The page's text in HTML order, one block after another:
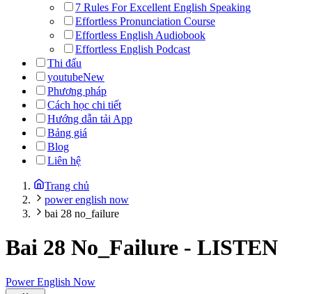
7 Rules For Excellent English Speaking
Effortless Pronunciation Course
Effortless English Audiobook
Effortless English Podcast
Thi đấu
youtubeNew
Phương pháp
Cách học chi tiết
Hướng dẫn tải App
Bảng giá
Blog
Liên hệ
Trang chủ
power english now
bai 28 no_failure
Bai 28 No_Failure - LISTEN
Power English Now